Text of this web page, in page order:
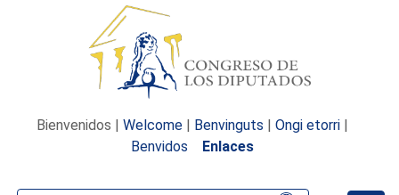
Bienvenidos | Welcome | Benvinguts | Ongi etorri |
Benvidos
Enlaces